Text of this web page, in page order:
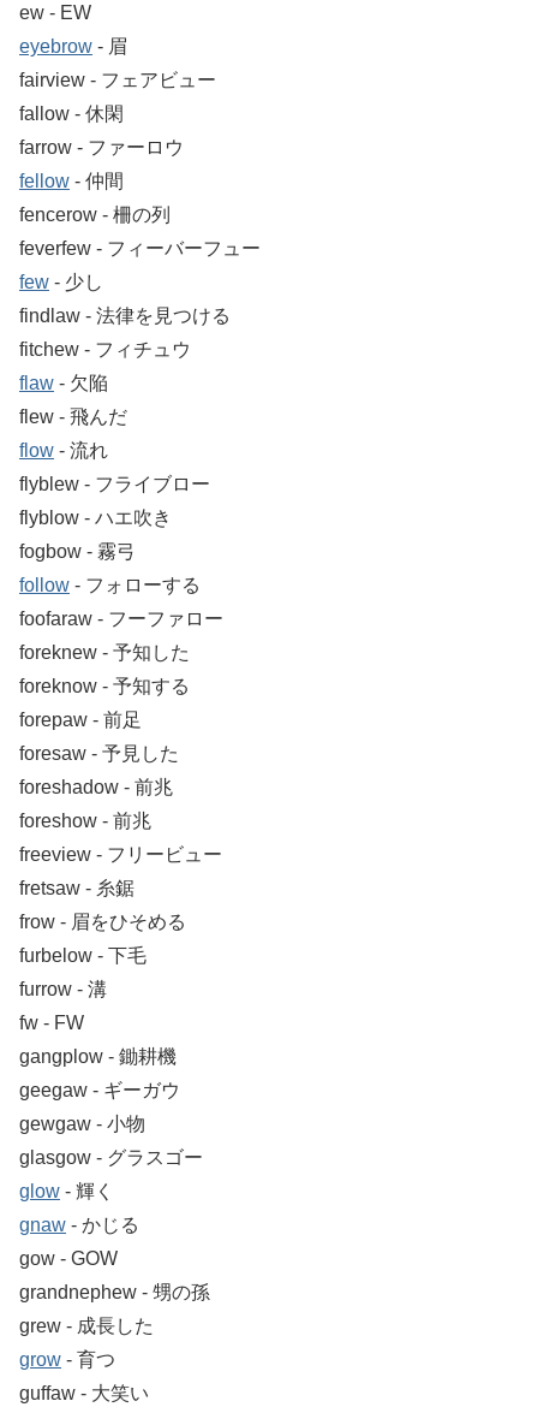
ew ‐ EW
eyebrow ‐ 眉
fairview ‐ フェアビュー
fallow ‐ 休閑
farrow ‐ ファーロウ
fellow ‐ 仲間
fencerow ‐ 柵の列
feverfew ‐ フィーバーフュー
few ‐ 少し
findlaw ‐ 法律を見つける
fitchew ‐ フィチュウ
flaw ‐ 欠陥
flew ‐ 飛んだ
flow ‐ 流れ
flyblew ‐ フライブロー
flyblow ‐ ハエ吹き
fogbow ‐ 霧弓
follow ‐ フォローする
foofaraw ‐ フーファロー
foreknew ‐ 予知した
foreknow ‐ 予知する
forepaw ‐ 前足
foresaw ‐ 予見した
foreshadow ‐ 前兆
foreshow ‐ 前兆
freeview ‐ フリービュー
fretsaw ‐ 糸鋸
frow ‐ 眉をひそめる
furbelow ‐ 下毛
furrow ‐ 溝
fw ‐ FW
gangplow ‐ 鋤耕機
geegaw ‐ ギーガウ
gewgaw ‐ 小物
glasgow ‐ グラスゴー
glow ‐ 輝く
gnaw ‐ かじる
gow ‐ GOW
grandnephew ‐ 甥の孫
grew ‐ 成長した
grow ‐ 育つ
guffaw ‐ 大笑い